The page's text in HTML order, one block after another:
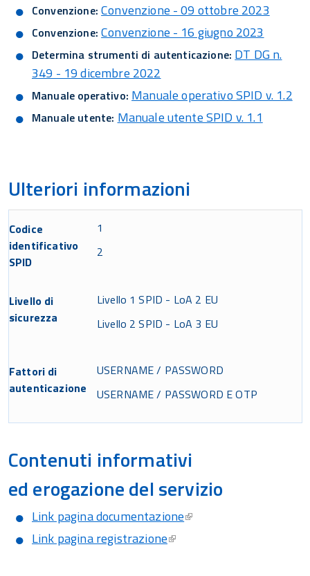
Convenzione: Convenzione - 09 ottobre 2023
Convenzione: Convenzione - 16 giugno 2023
Determina strumenti di autenticazione: DT DG n.
349 - 19 dicembre 2022
Manuale operativo: Manuale operativo SPID v. 1.2
Manuale utente: Manuale utente SPID v. 1.1
Ulteriori informazioni
Codice
identificativo
SPID
1
2
Livello di
sicurezza
Livello 1 SPID - LoA 2 EU
Livello 2 SPID - LoA 3 EU
Fattori di
autenticazione
USERNAME / PASSWORD
USERNAME / PASSWORD E OTP
Contenuti informativi
ed erogazione del servizio
Link pagina documentazione
Link pagina registrazione